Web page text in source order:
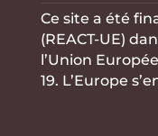
Ce site a été
(REACT-UE)
l’Union
19. L’Europe